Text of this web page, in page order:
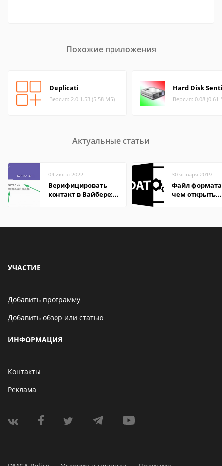
Похожие приложения
Duplicati
Версия: 2.0.1.53 (5.58 МБ)
Hard Disk
Версия: 0.08 (0.61
Актуальные статьи
04 июня 2022
Верифицировать
контакт в Вайбере:
30 января 2019
Файл формата
чем открыть,
УЧАСТИЕ
Добавить программу
Добавить обзор или статью
ИНФОРМАЦИЯ
Контакты
Реклама